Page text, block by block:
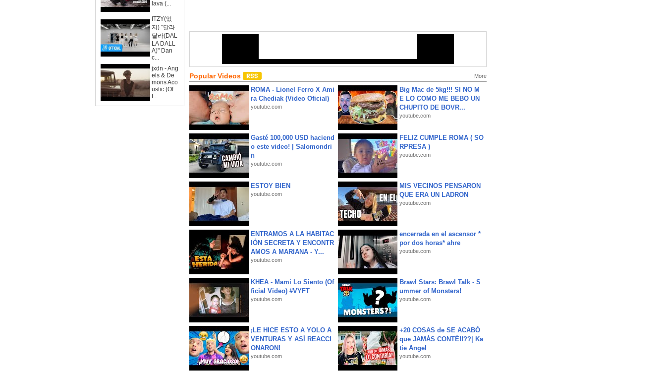
lava (...
ITZY(있
지) "달라
달라(DAL
LA DALL
A)" Dan
c...
jxdn - Ang
els & De
mons Aco
ustic (Of
f...
Popular Videos More
ROMA - Lionel Ferro X Ami
ra Chediak (Video Oficial)
youtube.com
Big Mac de 5kg!!! SI NO M
E LO COMO ME BEBO UN
CHUPITO DE BOVR...
youtube.com
Gasté 100,000 USD haciend
o este video! | Salomondri
n
youtube.com
FELIZ CUMPLE ROMA ( SO
RPRESA )
youtube.com
ESTOY BIEN
youtube.com
MIS VECINOS PENSARON
QUE ERA UN LADRON
youtube.com
ENTRAMOS A LA HABITAC
IÓN SECRETA Y ENCONTR
AMOS A MARIANA - Y...
youtube.com
encerrada en el ascensor *
por dos horas* ahre
youtube.com
KHEA - Mami Lo Siento (Of
ficial Video) #VYFT
youtube.com
Brawl Stars: Brawl Talk - S
ummer of Monsters!
youtube.com
¡LE HICE ESTO A YOLO A
VENTURAS Y ASÍ REACCI
ONARON!
youtube.com
+20 COSAS de SE ACABÓ
que JAMÁS CONTÉ!!??| Ka
tie Angel
youtube.com